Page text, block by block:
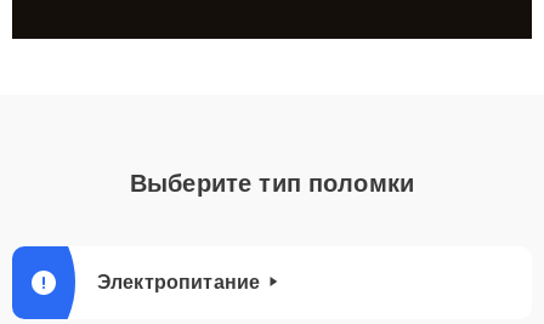
Выберите тип поломки
Электропитание